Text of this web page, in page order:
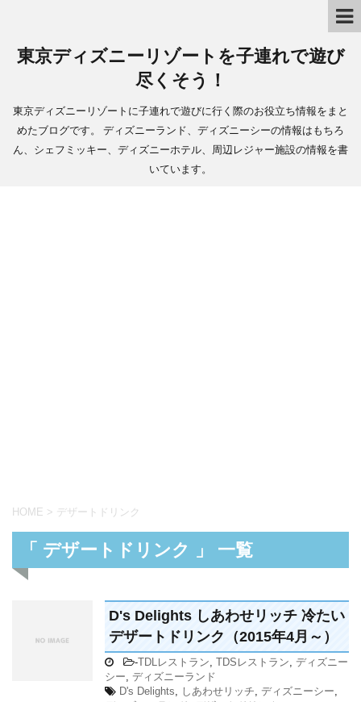
東京ディズニーリゾートを子連れで遊び
尽くそう！
東京ディズニーリゾートに子連れで遊びに行く際のお役立ち情報をまと
めたブログです。 ディズニーランド、ディズニーシーの情報はもちろ
ん、シェフミッキー、ディズニーホテル、周辺レジャー施設の情報を書
いています。
HOME > デザートドリンク
「 デザートドリンク 」 一覧
D's Delights しあわせリッチ 冷たい
デザートドリンク（2015年4月～）
-TDLレストラン, TDSレストラン, ディズニー
シー, ディズニーランド
D's Delights, しあわせリッチ, ディズニーシー,